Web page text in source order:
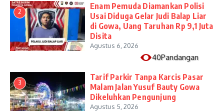
2
Enam Pemuda Diamankan Polisi
Usai Diduga Gelar Judi Balap Liar
di Gowa, Uang Taruhan Rp 9,1 Juta
Disita
Agustus 6, 2026
40Pandangan
3
Tarif Parkir Tanpa Karcis Pasar
Malam Jalan Yusuf Bauty Gowa
Dikeluhkan Pengunjung
Agustus 5, 2026